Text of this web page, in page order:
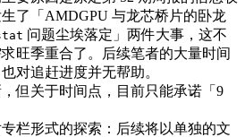
了「AMDGPU 与龙芯桥片的卧龙
问题尘埃落定」两件大事，这不
旺季重合了。后续笔者的大量时间
对追赶进度并无帮助。
但关于时间点，目前只能承诺「9
栏形式的探索：后续将以单独的文